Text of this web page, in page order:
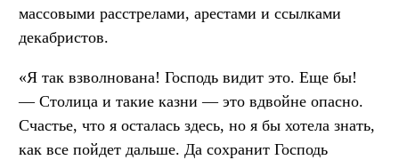
массовыми расстрелами, арестами и ссылками
декабристов.
«Я так взволнована! Господь видит это. Еще бы!
— Столица и такие казни — это вдвойне опасно.
Счастье, что я осталась здесь, но я бы хотела знать,
как все пойдет дальше. Да сохранит Господь